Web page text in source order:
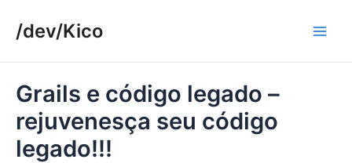
para/dev/Kico
Grails e código legado –
rejuvenesça seu código
legado!!!